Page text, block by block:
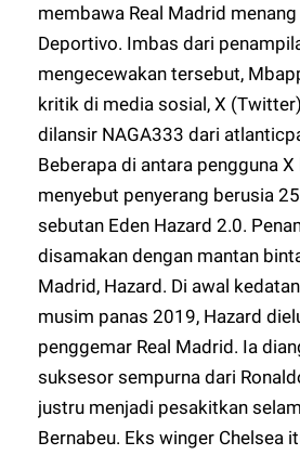
membawa Real Madrid
Deportivo. Imbas dari
mengecewakan tersebut,
kritik di media sosial, X
dilansir NAGA333dari
Beberapa di antara pengguna X
menyebut penyerang berusia
sebutan Eden Hazard 2.0.
disamakan dengan mantan
Madrid, Hazard. Di awal
musim panas 2019, Hazard
penggemar Real Madrid. Ia
suksesor sempurna dari
justru menjadi pesakitkan
Bernabeu. Eks winger Chelsea